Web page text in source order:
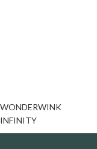
WONDERWINK
INFINITY